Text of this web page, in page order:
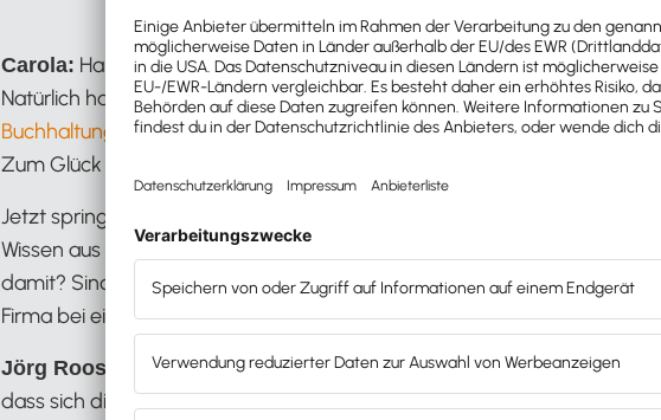
Carola: Hallo Jörg – vielen Dank, dass du dir die Zeit für ein Interview
Natürlich habe ich eben noch einmal deinen Podcast gehörtWie der
Buchhaltungssoftware mich fast um den Verstand brachte!und musste
Zum Glück ist das ja nicht geschehen, sondern du bist bei uns gelandet.
Jetzt springe ich aber gleich mal mitten in unser Thema. Du hattest
Wissen aus der Wirtschaft auf kleinere Unternehmen gar nicht
damit? Sind kleine Unternehmen so wenig vergleichbar mit den
Firma bei einer finanziellen Schieflage noch gegensteuern und eine
Jörg Roos:
Es waren damals gleich mehrere konkrete Fälle, die mich
dass sich die üblichen Controlling Werkzeuge nicht 1:1 übertragen